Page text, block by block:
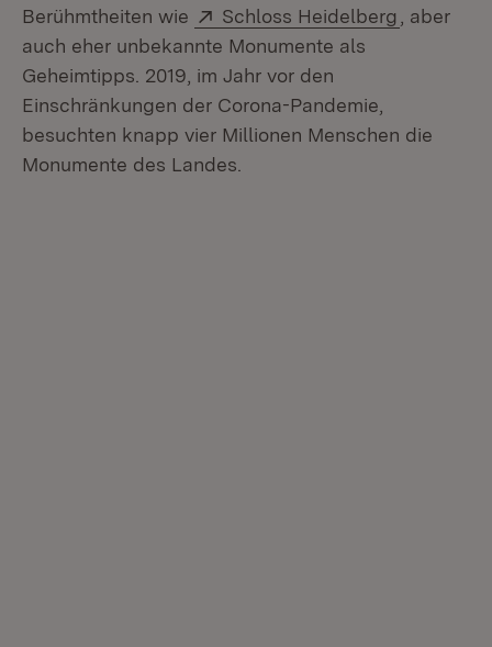
Berühmtheiten wie
Extern:
Schloss Heidelberg (Öffnet
, aber
auch eher unbekannte Monumente als
Geheimtipps. 2019, im Jahr vor den
Einschränkungen der Corona-Pandemie,
besuchten knapp vier Millionen Menschen die
Monumente des Landes.